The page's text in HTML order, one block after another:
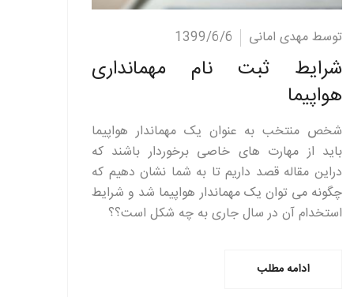
توسط مهدی امانی 1399/6/6
شرایط ثبت نام مهمانداری
هواپیما
شخص منتخب به عنوان یک مهماندار هواپیما
باید از مهارت های خاصی برخوردار باشند که
دراین مقاله قصد داریم تا به شما نشان دهیم که
چگونه می توان یک مهماندار هواپیما شد و شرایط
استخدام آن در سال جاری به چه شکل است؟؟
ادامه مطلب